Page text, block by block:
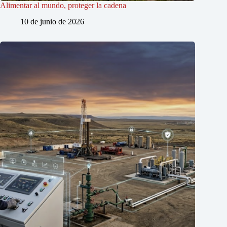
Alimentar al mundo, proteger la cadena
10 de junio de 2026